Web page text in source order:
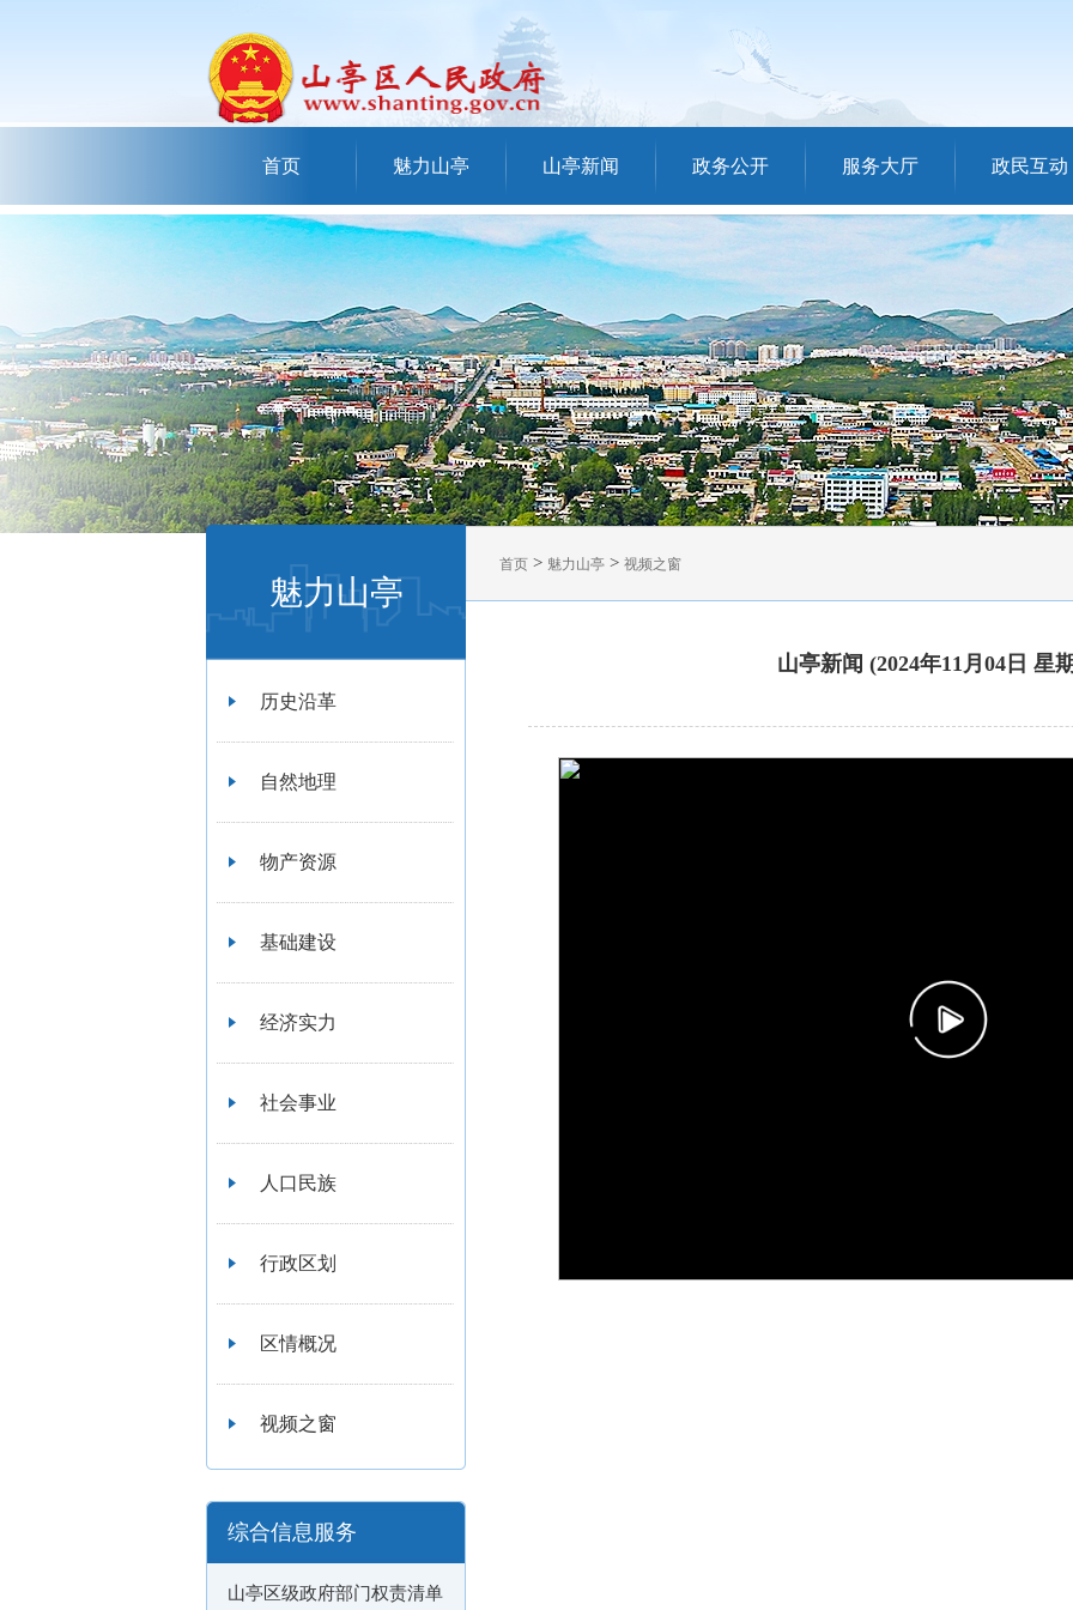
首页 魅力山亭 山亭新闻 政务公开 服务大厅 政民互动
魅力山亭
历史沿革
自然地理
物产资源
基础建设
经济实力
社会事业
人口民族
行政区划
区情概况
视频之窗
综合信息服务
山亭区级政府部门权责清单
首页 > 魅力山亭 > 视频之窗
山亭新闻 (2024年11月04日 星